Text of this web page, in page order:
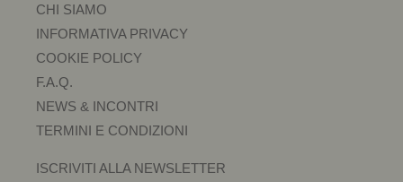
CHI SIAMO
INFORMATIVA PRIVACY
COOKIE POLICY
F.A.Q.
NEWS & INCONTRI
TERMINI E CONDIZIONI
ISCRIVITI ALLA NEWSLETTER